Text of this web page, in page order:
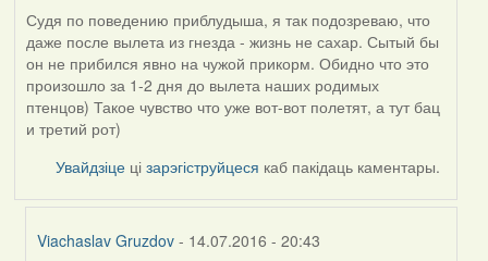
Судя по поведению приблудыша, я так подозреваю, что
даже после вылета из гнезда - жизнь не сахар. Сытый бы
он не прибился явно на чужой прикорм. Обидно что это
произошло за 1-2 дня до вылета наших родимых
птенцов) Такое чувство что уже вот-вот полетят, а тут бац
и третий рот)
Увайдзіце цізарэгіструйцеся каб пакідаць каментары.
Viachaslav Gruzdov - 14.07.2016 - 20:43